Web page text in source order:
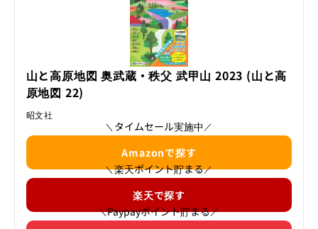
レポート）カテゴリの記事ページで
山と高原地図 奥武蔵・秩父 武甲山 2023 (山と高
原地図 22)
昭文社
＼ タイムセール実施中 ／
Amazonで探す
＼楽天ポイント貯まる／
楽天で探す
＼Paypayポイント貯まる／